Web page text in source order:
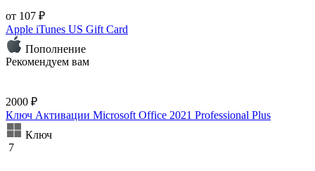
от 107 ₽
Apple iTunes US Gift Card
Пополнение
Рекомендуем вам
2000 ₽
Ключ Активации Microsoft Office 2021 Professional Plus
Ключ
7